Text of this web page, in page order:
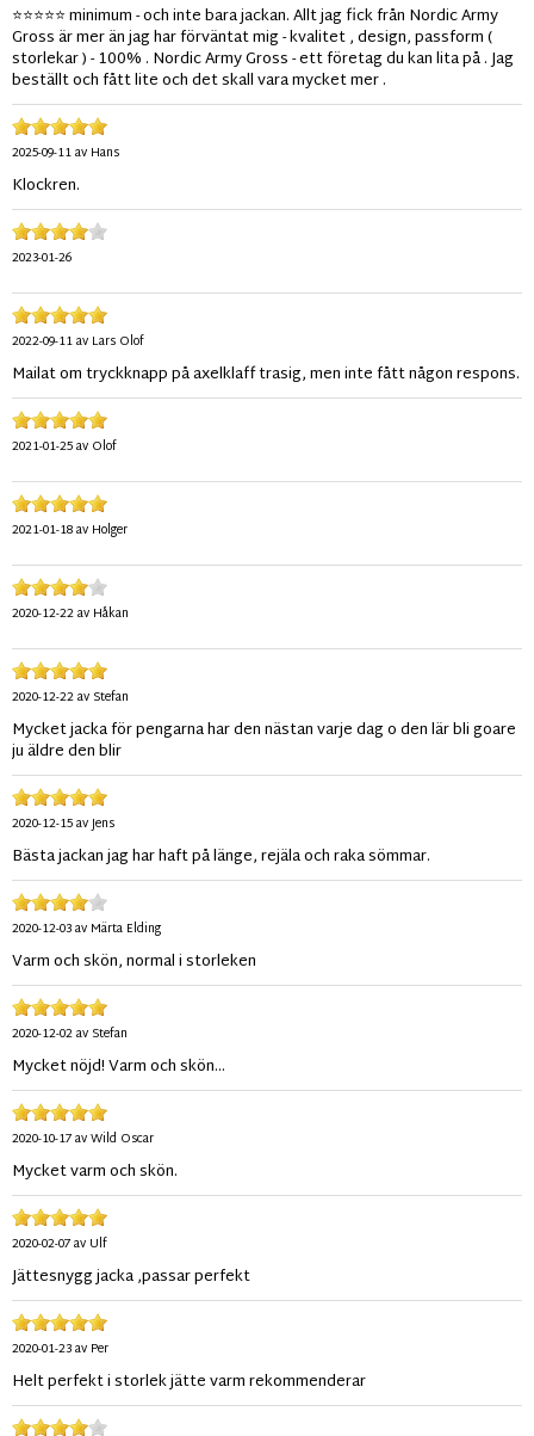
⭐⭐⭐⭐⭐ minimum - och inte bara jackan. Allt jag fick från Nordic Army
Gross är mer än jag har förväntat mig - kvalitet , design, passform (
storlekar ) - 100% . Nordic Army Gross - ett företag du kan lita på . Jag
beställt och fått lite och det skall vara mycket mer .
2025-09-11av Hans
Klockren.
2023-01-26
2022-09-11av Lars Olof
Mailat om tryckknapp på axelklaff trasig, men inte fått någon respons.
2021-01-25av Olof
2021-01-18av Holger
2020-12-22av Håkan
2020-12-22av Stefan
Mycket jacka för pengarna har den nästan varje dag o den lär bli goare
ju äldre den blir
2020-12-15avJens
Bästa jackan jag har haft på länge, rejäla och raka sömmar.
2020-12-03av Märta Elding
Varm och skön, normal i storleken
2020-12-02av Stefan
Mycket nöjd! Varm och skön...
2020-10-17avWild Oscar
Mycket varm och skön.
2020-02-07av Ulf
Jättesnygg jacka ,passar perfekt
2020-01-23av Per
Helt perfekt i storlek jätte varm rekommenderar